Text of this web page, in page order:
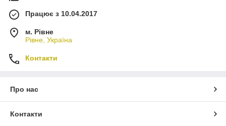
Працює з 10.04.2017
м. Рівне
Рівне, Україна
Контакти
Про нас
Контакти